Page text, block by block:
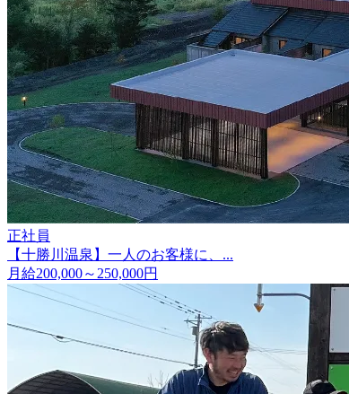
正社員
【十勝川温泉】一人のお客様に、...
月給200,000～250,000円